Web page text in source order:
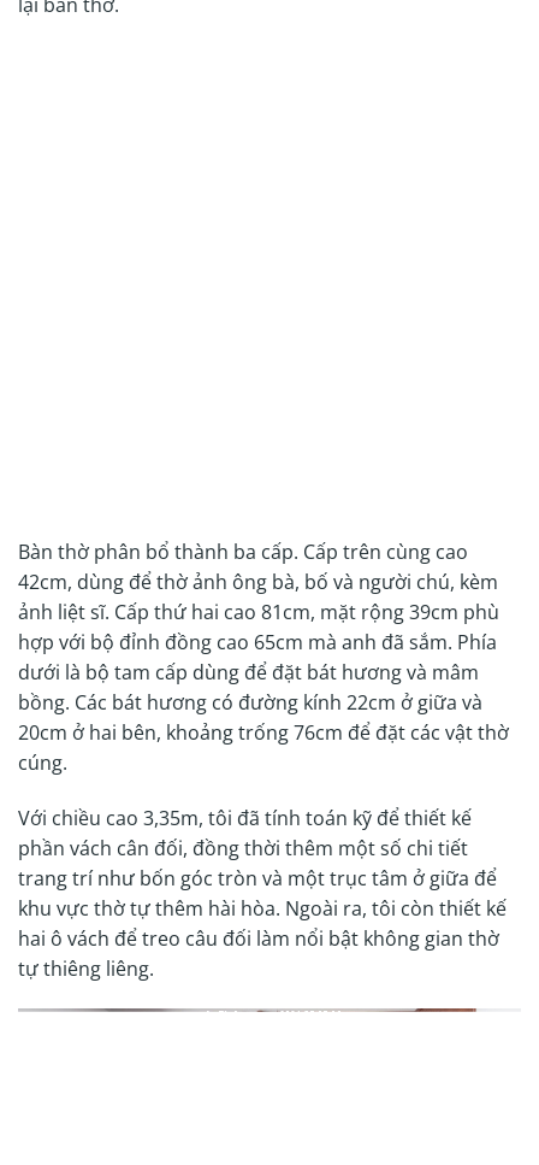
lại bàn thờ.
Bàn thờ phân bổ thành ba cấp. Cấp trên cùng cao
42cm, dùng để thờ ảnh ông bà, bố và người chú, kèm
ảnh liệt sĩ. Cấp thứ hai cao 81cm, mặt rộng 39cm phù
hợp với bộ đỉnh đồng cao 65cm mà anh đã sắm. Phía
dưới là bộ tam cấp dùng để đặt bát hương và mâm
bồng. Các bát hương có đường kính 22cm ở giữa và
20cm ở hai bên, khoảng trống 76cm để đặt các vật thờ
cúng.
Với chiều cao 3,35m, tôi đã tính toán kỹ để thiết kế
phần vách cân đối, đồng thời thêm một số chi tiết
trang trí như bốn góc tròn và một trục tâm ở giữa để
khu vực thờ tự thêm hài hòa. Ngoài ra, tôi còn thiết kế
hai ô vách để treo câu đối làm nổi bật không gian thờ
tự thiêng liêng.